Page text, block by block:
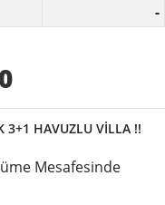
-
3+1 HAVUZLU VİLLA !!
Mesafesinde